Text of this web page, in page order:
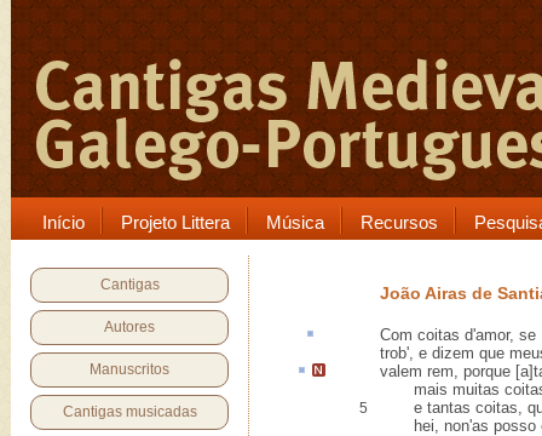
Início Projeto Littera Música Recursos
Cantigas
Autores
Manuscritos
Cantigas musicadas
João Airas de
Com coitas d'amor, se
trob', e dizem que
valem rem, porque
mais muitas coitas
5
e tantas coitas,
hei, non'as posso